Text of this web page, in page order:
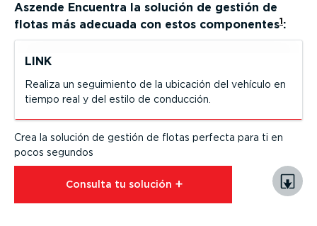
Aszende Encuentra la solución de gestión de
flotas más adecuada con estos componentes1:
LINK
Realiza un seguimiento de la ubicación del vehículo en
tiempo real y del estilo de conducción.
Crea la solución de gestión de flotas perfecta para ti en
pocos segundos
Consulta tu solución⁠